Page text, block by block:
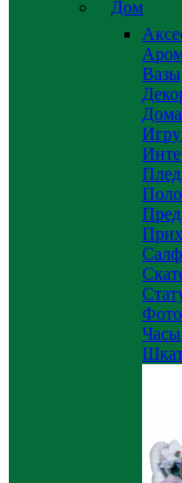
Дом
Вазы
Часы